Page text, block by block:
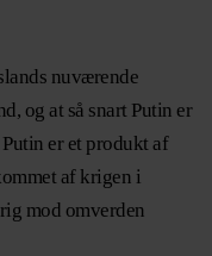
nuværende
og at så snart Putin er
er et produkt af
af krigen i
mod omverden